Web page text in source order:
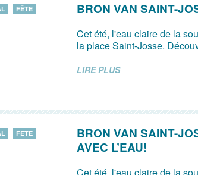
FÊTE BRON VAN SAINT-
Cet été, l'eau claire de la
la place Saint-Josse.
LIRE PLUS
FÊTE
BRON VAN SAINT-
AVEC L’EAU!